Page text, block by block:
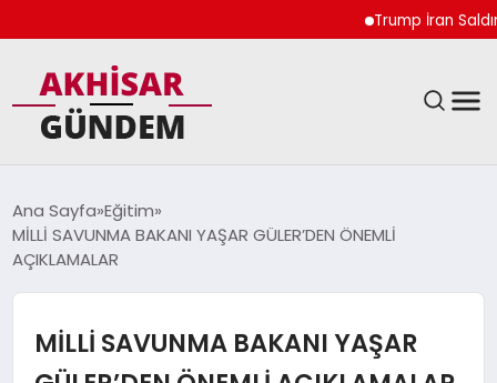
Trump İran
DÜNYA
SPOR
Ana Sayfa Eğitim
MİLLİ SAVUNMA BAKANI YAŞAR GÜLER’DEN ÖNEMLİ
AÇIKLAMALAR
MİLLİ SAVUNMA BAKANI YAŞAR